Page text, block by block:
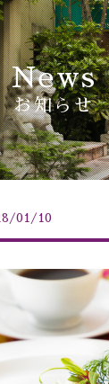
News
お知らせ
01/10